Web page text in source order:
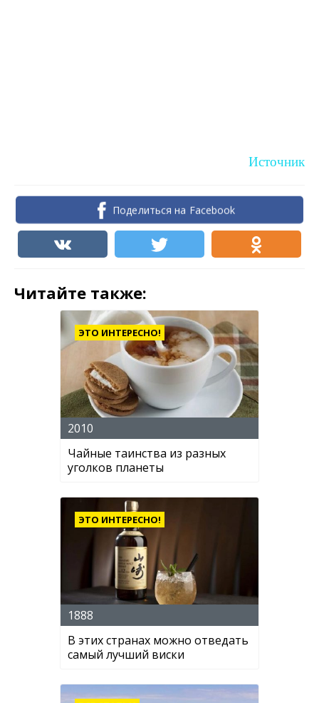
Источник
Поделиться на Facebook
Читайте также:
ЭТО ИНТЕРЕСНО!
2010
Чайные таинства из разных
уголков планеты
ЭТО ИНТЕРЕСНО!
1888
В этих странах можно отведать
самый лучший виски